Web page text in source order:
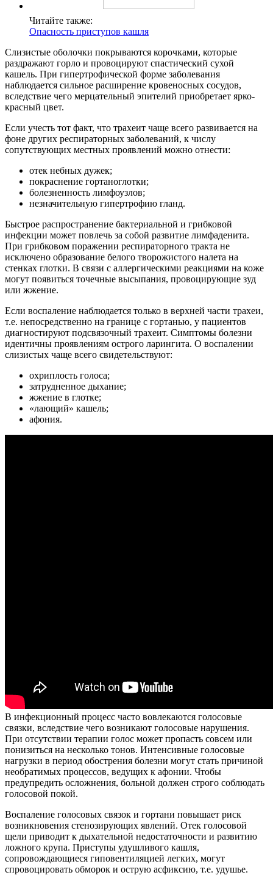
Читайте также:
Опасность приступов кашля
Слизистые оболочки покрываются корочками, которые
раздражают горло и провоцируют спастический сухой
кашель. При гипертрофической форме заболевания
наблюдается сильное расширение кровеносных сосудов,
вследствие чего мерцательный эпителий приобретает ярко-
красный цвет.
Если учесть тот факт, что трахеит чаще всего развивается на
фоне других респираторных заболеваний, к числу
сопутствующих местных проявлений можно отнести:
отек небных дужек;
покраснение гортаноглотки;
болезненность лимфоузлов;
незначительную гипертрофию гланд.
Быстрое распространение бактериальной и грибковой
инфекции может повлечь за собой развитие лимфаденита.
При грибковом поражении респираторного тракта не
исключено образование белого творожистого налета на
стенках глотки. В связи с аллергическими реакциями на коже
могут появиться точечные высыпания, провоцирующие зуд
или жжение.
Если воспаление наблюдается только в верхней части трахеи,
т.е. непосредственно на границе с гортанью, у пациентов
диагностируют подсвязочный трахеит. Симптомы болезни
идентичны проявлениям острого ларингита. О воспалении
слизистых чаще всего свидетельствуют:
охриплость голоса;
затрудненное дыхание;
жжение в глотке;
«лающий» кашель;
афония.
В инфекционный процесс часто вовлекаются голосовые
связки, вследствие чего возникают голосовые нарушения.
При отсутствии терапии голос может пропасть совсем или
понизиться на несколько тонов. Интенсивные голосовые
нагрузки в период обострения болезни могут стать причиной
необратимых процессов, ведущих к афонии. Чтобы
предупредить осложнения, больной должен строго соблюдать
голосовой покой.
Воспаление голосовых связок и гортани повышает риск
возникновения стенозирующих явлений. Отек голосовой
щели приводит к дыхательной недостаточности и развитию
ложного крупа. Приступы удушливого кашля,
сопровождающиеся гиповентиляцией легких, могут
спровоцировать обморок и острую асфиксию, т.е. удушье.